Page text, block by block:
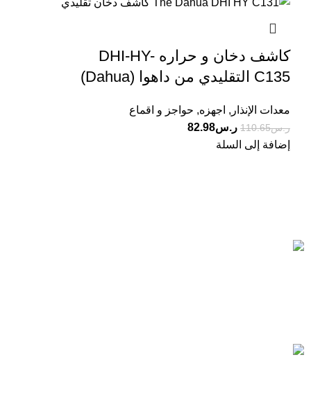
كاشف دخان و حراره DHI-HY-
C135 التقليدي من داهوا (Dahua)
معدات الإنذار , اجهزه, حواجز و اقماع
ر.س110.65 ر.س82.98
إضافة إلى السلة